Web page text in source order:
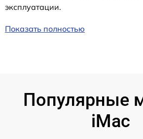
эксплуатации.
Показать полностью
Популярные
iMac